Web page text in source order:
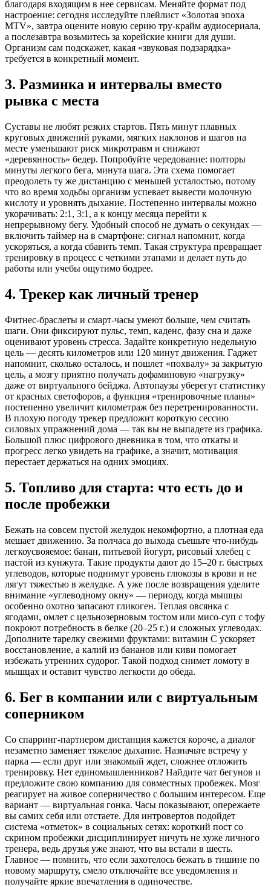
благодаря входящим в нее сервисам. Меняйте формат под
настроение: сегодня исследуйте плейлист «Золотая эпоха
MTV», завтра оцените новую серию тру-крайм аудиосериала,
а послезавтра возьмитесь за корейские книги для души.
Организм сам подскажет, какая «звуковая подзарядка»
требуется в конкретный момент.
3. Разминка и интервалы вместо
рывка с места
Суставы не любят резких стартов. Пять минут плавных
круговых движений руками, мягких наклонов и шагов на
месте уменьшают риск микротравм и снижают
«деревянность» бедер. Попробуйте чередование: полторы
минуты легкого бега, минута шага. Эта схема помогает
преодолеть ту же дистанцию с меньшей усталостью, потому
что во время ходьбы организм успевает вывести молочную
кислоту и уровнять дыхание. Постепенно интервалы можно
укорачивать: 2:1, 3:1, а к концу месяца перейти к
непрерывному бегу. Удобный способ не думать о секундах —
включить таймер на в смартфоне: сигнал напомнит, когда
ускоряться, а когда сбавить темп. Такая структура превращает
тренировку в процесс с четкими этапами и делает путь до
работы или учебы ощутимо бодрее.
4. Трекер как личный тренер
Фитнес-браслеты и смарт-часы умеют больше, чем считать
шаги. Они фиксируют пульс, темп, каденс, фазу сна и даже
оценивают уровень стресса. Задайте конкретную недельную
цель — десять километров или 120 минут движения. Гаджет
напомнит, сколько осталось, и пошлет «похвалу» за закрытую
цель, а мозгу приятно получать дофаминовую «нагрузку»
даже от виртуального бейджа. Автопаузы уберегут статистику
от красных светофоров, а функция «тренировочные планы»
постепенно увеличит километраж без перетренированности.
В плохую погоду трекер предложит короткую сессию
силовых упражнений дома — так вы не выпадете из графика.
Большой плюс цифрового дневника в том, что откаты и
прогресс легко увидеть на графике, а значит, мотивация
перестает держаться на одних эмоциях.
5. Топливо для старта: что есть до и
после пробежки
Бежать на совсем пустой желудок некомфортно, а плотная еда
мешает движению. За полчаса до выхода съешьте что-нибудь
легкоусвояемое: банан, питьевой йогурт, рисовый хлебец с
пастой из кунжута. Такие продукты дают до 15–20 г. быстрых
углеводов, которые поднимут уровень глюкозы в крови и не
лягут тяжестью в желудке. А уже после возвращения уделите
внимание «углеводному окну» — периоду, когда мышцы
особенно охотно запасают гликоген. Теплая овсянка с
ягодами, омлет с цельнозерновым тостом или мисо-суп с тофу
покроют потребность в белке (20–25 г.) и сложных углеводах.
Дополните тарелку свежими фруктами: витамин С ускоряет
восстановление, а калий из бананов или киви помогает
избежать утренних судорог. Такой подход снимет ломоту в
мышцах и оставит чувство легкости до обеда.
6. Бег в компании или с виртуальным
соперником
Со спарринг-партнером дистанция кажется короче, а диалог
незаметно заменяет тяжелое дыхание. Назначьте встречу у
парка — если друг или знакомый ждет, сложнее отложить
тренировку. Нет единомышленников? Найдите чат бегунов и
предложите свою компанию для совместных пробежек. Мозг
реагирует на живое соперничество с большим интересом. Еще
вариант — виртуальная гонка. Часы показывают, опережаете
вы самих себя или отстаете. Для интровертов подойдет
система «отметок» в социальных сетях: короткий пост со
скрином пробежки дисциплинирует ничуть не хуже личного
тренера, ведь друзья уже знают, что вы встали в шесть.
Главное — помнить, что если захотелось бежать в тишине по
новому маршруту, смело отключайте все уведомления и
получайте яркие впечатления в одиночестве.